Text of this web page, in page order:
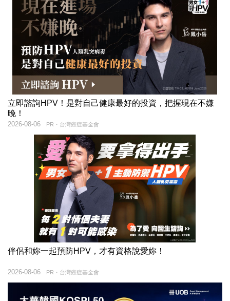
立即諮詢HPV！是對自己健康最好的投資，把握現在不嫌
晚！
PR・台灣癌症基金會
2026-08-06
伴侶和妳一起預防HPV，才有資格說愛妳！
PR・台灣癌症基金會
2026-08-06